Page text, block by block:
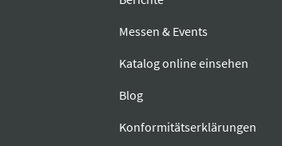
Messen & Events
Katalog online einsehen
Blog
Konformitätserklärungen